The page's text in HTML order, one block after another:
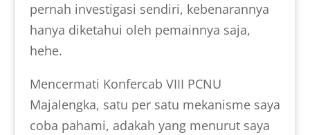
pernah investigasi sendiri, kebenarannya
hanya diketahui oleh pemainnya saja,
hehe.
Mencermati Konfercab VIII PCNU
Majalengka, satu per satu mekanisme saya
coba pahami, adakah yang menurut saya